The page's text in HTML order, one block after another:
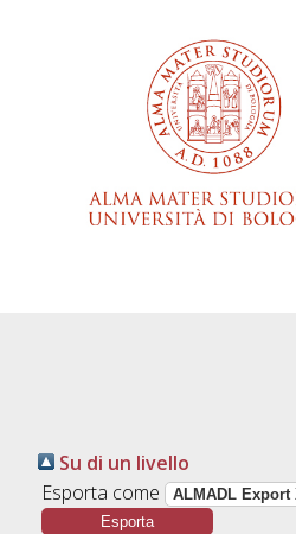
Su di un livello
Esporta come